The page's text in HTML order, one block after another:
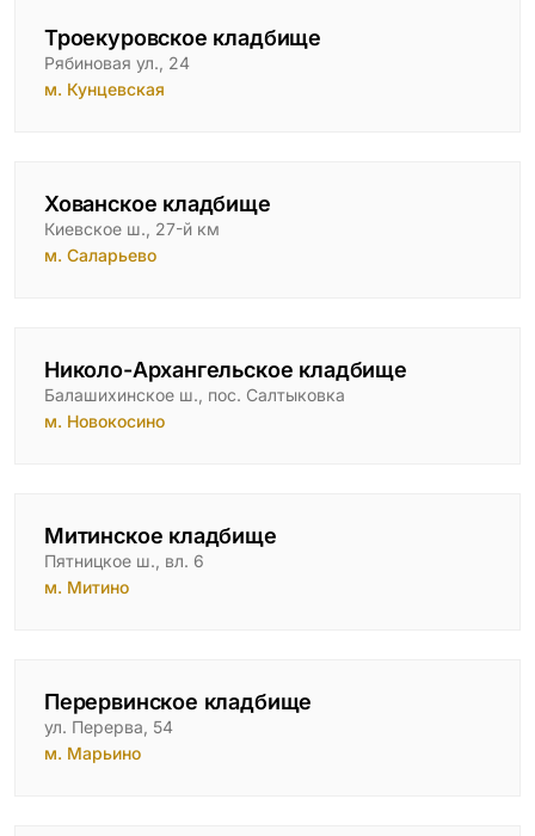
ВЕСЬ КАТАЛОГ
Троекуровское кладбище
Рябиновая ул., 24
м. Кунцевская
Хованское кладбище
Киевское ш., 27-й км
м. Саларьево
Николо-Архангельское кладбище
Балашихинское ш., пос. Салтыковка
м. Новокосино
Митинское кладбище
Пятницкое ш., вл. 6
м. Митино
Перервинское кладбище
ул. Перерва, 54
м. Марьино